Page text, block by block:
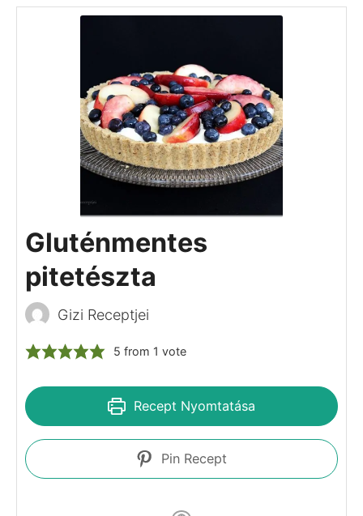
vajjal)
süssük 25-30 perc alatt szép világos
színűre. (Én légkeverésnél 170 fokon, 25
percig sütöttem)
A sütőből kivéve a piteformában hagyjuk
a tésztát kihűlni, majd emeljük át egy
tálcára, és töltsük meg valamilyen
töltelékkel. (Itt én vaníliakrémet
készítettem, melynek receptjét itt
találod:
Nektarinos-áfonyás pite
vaníliakrémmel